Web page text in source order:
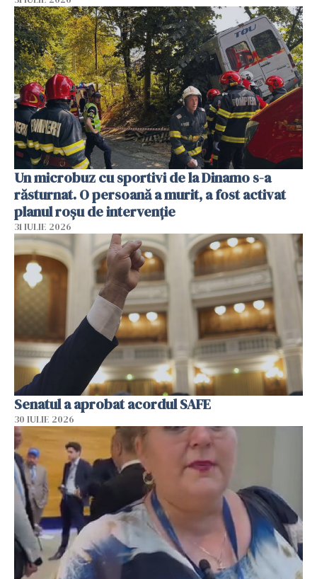
Un microbuz cu sportivi de la Dinamo s-a
răsturnat. O persoană a murit, a fost activat
planul roșu de intervenție
31 IULIE 2026
Senatul a aprobat acordul SAFE
30 IULIE 2026